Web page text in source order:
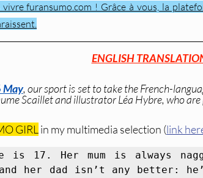
furansumo.com ! Grâce à vous, la
ENGLISH
May, our sport is set to take the French-
Scaillet and illustrator Léa Hybre, who are
GIRL in my multimedia selection (link
is 17. Her mum is always
her dad isn’t any better: